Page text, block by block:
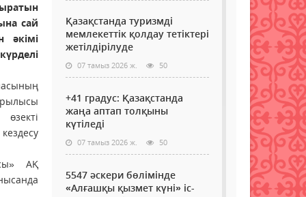
сай
әкімі
АҚ
Қазақстанда туризмді
мемлекеттік қолдау тетіктері
жетілдірілуде
07 тамыз 2026 ж. 50
+41 градус: Қазақстанда
жаңа аптап толқыны
күтіледі
07 тамыз 2026 ж. 50
5547 әскери бөлімінде
«Алғашқы қызмет күні» іс-